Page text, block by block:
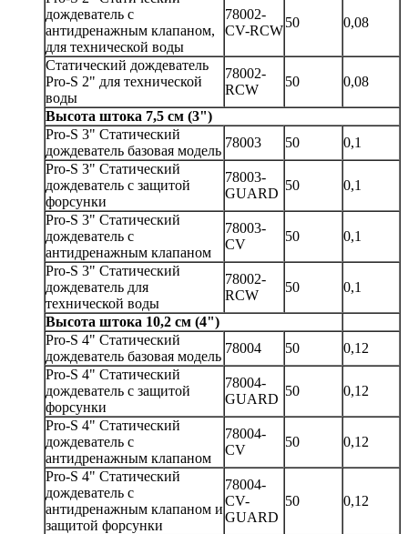
дождеватель с
антидренажным клапаном,
для технической воды
78002-
CV-RCW
50 0,08
Статический дождеватель
Pro-S 2" для технической
воды
78002-
RCW
50 0,08
Высота штока 7,5 см (3")
Pro-S 3" Статический
дождеватель базовая модель
78003 50
0,1
Pro-S 3" Статический
дождеватель с защитой
форсунки
78003-
GUARD
50 0,1
Pro-S 3" Статический
дождеватель с
антидренажным клапаном
78003-
CV
50 0,1
Pro-S 3" Статический
дождеватель для
технической воды
78002-
RCW
50 0,1
Высота штока 10,2 см (4")
Pro-S 4" Статический
дождеватель базовая модель
78004 50
0,12
Pro-S 4" Статический
дождеватель с защитой
форсунки
78004-
GUARD
50 0,12
Pro-S 4" Статический
дождеватель с
антидренажным клапаном
78004-
CV
50 0,12
Pro-S 4" Статический
дождеватель с
антидренажным клапаном и
защитой форсунки
78004-
CV-
GUARD
50 0,12